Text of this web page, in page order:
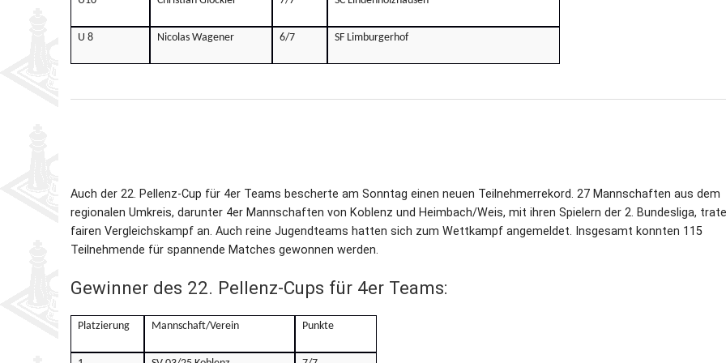
U 8 Nicolas Wagener 6/7 SF Limburgerhof
Auch der 22. Pellenz-Cup für 4er Teams bescherte am Sonntag einen neuen Teilnehmerrekord. 27 Mannschaften aus dem
regionalen Umkreis, darunter 4er Mannschaften von Koblenz und Heimbach/Weis, mit ihren Spielern der 2. Bundesliga,
fairen Vergleichskampf an. Auch reine Jugendteams hatten sich zum Wettkampf angemeldet. Insgesamt konnten 115
Teilnehmende für spannende Matches gewonnen werden.
Gewinner des 22. Pellenz-Cups für 4er Teams:
Platzierung Mannschaft/Verein Punkte